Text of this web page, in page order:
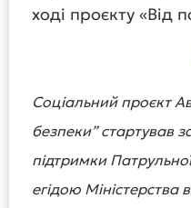
ході проєкту «Від
Соціальний проєкт
безпеки” стартував
підтримки
егідою Міністерства